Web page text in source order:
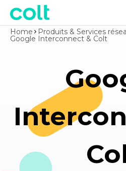
Home Produits & Services
Google Interconnect & Colt